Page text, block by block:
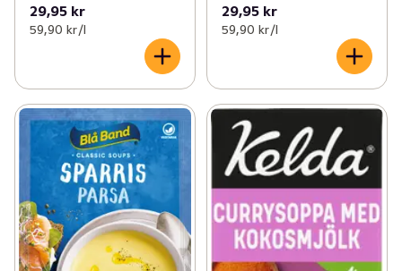
29,95 kr
59,90 kr /l
29,95 kr
59,90 kr /l